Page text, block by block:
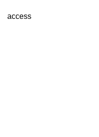
access